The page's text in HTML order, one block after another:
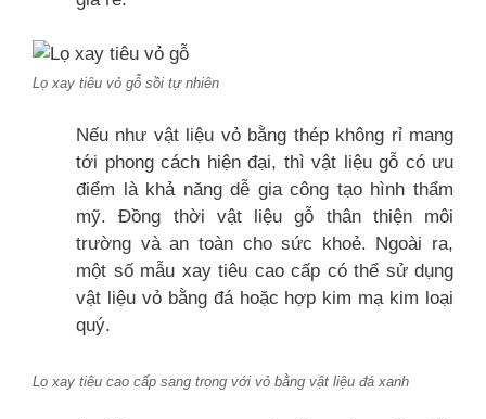
Lọ xay tiêu vỏ gỗ sồi tự nhiên
Nếu như vật liệu vỏ bằng thép không rỉ mang
tới phong cách hiện đại, thì vật liệu gỗ có ưu
điểm là khả năng dễ gia công tạo hình thẩm
mỹ. Đồng thời vật liệu gỗ thân thiện môi
trường và an toàn cho sức khoẻ. Ngoài ra,
một số mẫu xay tiêu cao cấp có thể sử dụng
vật liệu vỏ bằng đá hoặc hợp kim mạ kim loại
quý.
Lọ xay tiêu cao cấp sang trọng với vỏ bằng vật liệu đá xanh